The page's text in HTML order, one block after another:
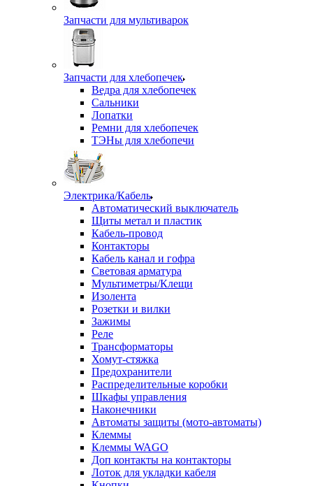
Запчасти для мультиварок
Запчасти для хлебопечек
Ведра для хлебопечек
Сальники
Лопатки
Ремни для хлебопечек
ТЭНы для хлебопечи
Электрика/Кабель
Автоматический выключатель
Щиты метал и пластик
Кабель-провод
Контакторы
Кабель канал и гофра
Световая арматура
Мультиметры/Клещи
Изолента
Розетки и вилки
Зажимы
Реле
Трансформаторы
Хомут-стяжка
Предохранители
Распределительные коробки
Шкафы управления
Наконечники
Автоматы защиты (мото-автоматы)
Клеммы
Клеммы WAGO
Доп контакты на контакторы
Лоток для укладки кабеля